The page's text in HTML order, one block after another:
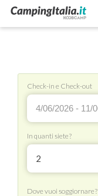
Check-in e Check-out
In quanti siete?
2
Dove vuoi soggiornare?